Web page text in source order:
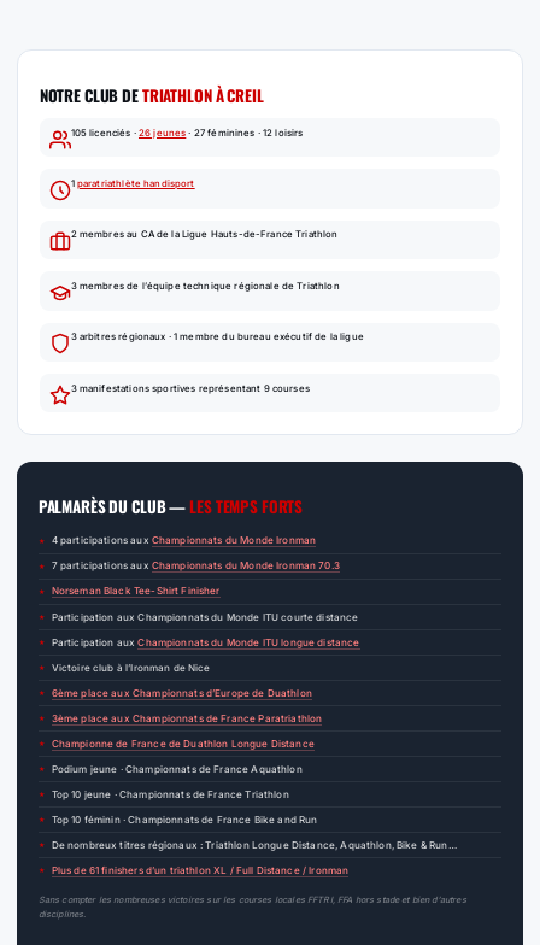
NOTRE CLUB DETRIATHLON À CREIL
105 licenciés · 26 jeunes · 27 féminines · 12 loisirs
1 paratriathlète handisport
2 membres au CA de la Ligue Hauts-de-France Triathlon
3 membres de l’équipe technique régionale de Triathlon
3 arbitres régionaux · 1 membre du bureau exécutif de la ligue
3 manifestations sportives représentant 9 courses
PALMARÈS DU CLUB —LES TEMPS FORTS
4 participations aux Championnats du Monde Ironman
7 participations aux Championnats du Monde Ironman 70.3
Norseman Black Tee-Shirt Finisher
Participation aux Championnats du Monde ITU courte distance
Participation auxChampionnats du Monde ITU longue distance
Victoire club à l’Ironman de Nice
6ème place aux Championnats d’Europe de Duathlon
3ème place aux Championnats de France Paratriathlon
Championne de France de Duathlon Longue Distance
Podium jeune · Championnats de France Aquathlon
Top 10 jeune · Championnats de France Triathlon
Top 10 féminin · Championnats de France Bike and Run
De nombreux titres régionaux : Triathlon Longue Distance, Aquathlon, Bike & Run…
Plus de 61 finishers d’un triathlon XL / Full Distance / Ironman
Sans compter les nombreuses victoires sur les courses locales FFTRI, FFA hors stade et bien d’autres
disciplines.